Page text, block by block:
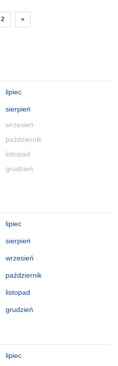
lipiec
sierpień
wrzesień
październik
listopad
grudzień
lipiec
sierpień
wrzesień
październik
listopad
grudzień
lipiec
2 »